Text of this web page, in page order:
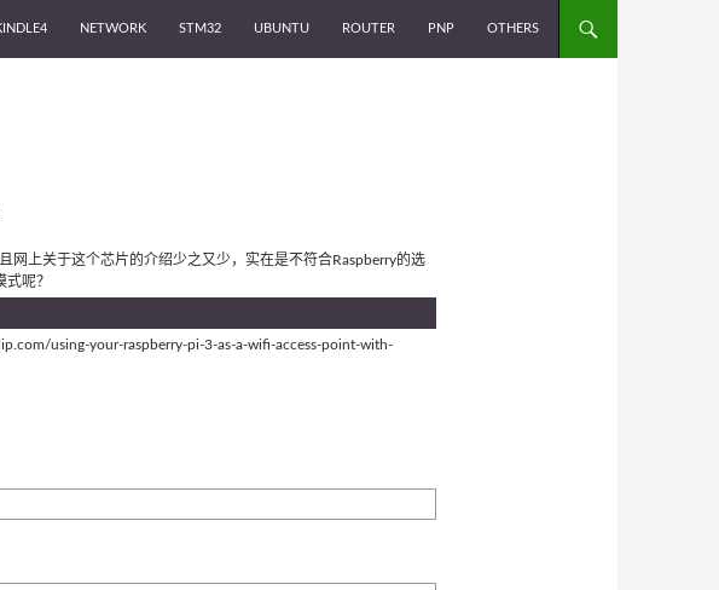
NETWORK STM32 UBUNTU ROUTER PNP OTHERS
网上关于这个芯片的介绍少之又少，实在是不符合Raspberry的选
呢？
using-your-raspberry-pi-3-as-a-wifi-access-point-with-